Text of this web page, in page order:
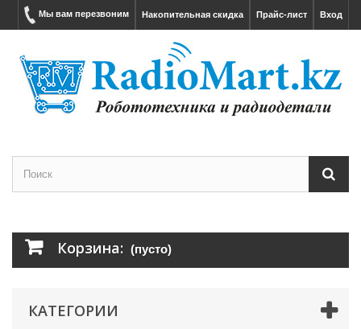
Вход
Прайс-лист
Накопительная скидка
Мы вам перезвоним
Корзина: (пусто)
КАТЕГОРИИ